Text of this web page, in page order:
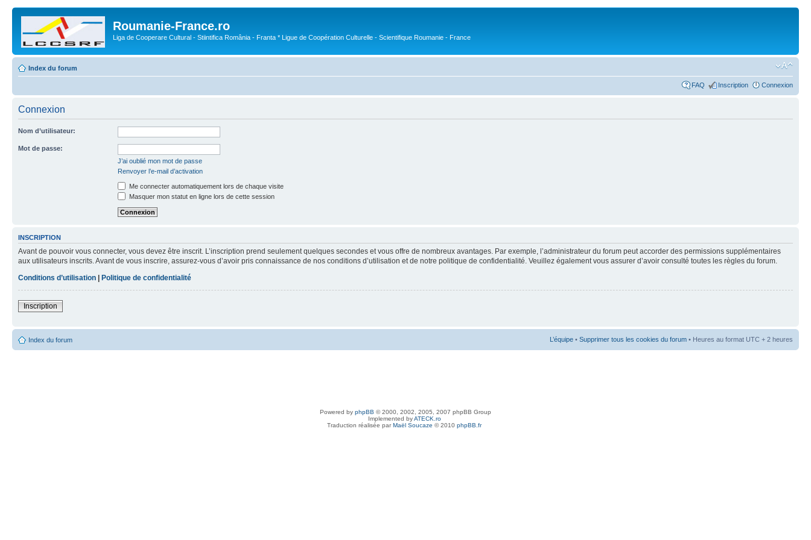
Roumanie-France.ro
Liga de Cooperare Cultural - Stiintifica România - Franta * Ligue de Coopération Culturelle - Scientifique Roumanie - France
Index du forum
FAQ Inscription Connexion
Connexion
Nom d’utilisateur:
Mot de passe:
J’ai oublié mon mot de passe
Renvoyer l’e-mail d’activation
Me connecter automatiquement lors de chaque visite
Masquer mon statut en ligne lors de cette session
INSCRIPTION
Avant de pouvoir vous connecter, vous devez être inscrit. L’inscription prend seulement quelques secondes et vous offre de nombreux avantages. Par exemple, l’administrateur du forum peut accorder des permissions supplémentaires
aux utilisateurs inscrits. Avant de vous inscrire, assurez-vous d’avoir pris connaissance de nos conditions d’utilisation et de notre politique de confidentialité. Veuillez également vous assurer d’avoir consulté toutes les règles du forum.
Conditions d’utilisation
Politique de confidentialité
Inscription
Index du forum L’équipe • Supprimer tous les cookies du forum • Heures au format UTC + 2 heures
Powered by phpBB © 2000, 2002, 2005, 2007 phpBB Group
Implemented byATECK.ro
Traduction réalisée parMaël Soucaze © 2010 phpBB.fr